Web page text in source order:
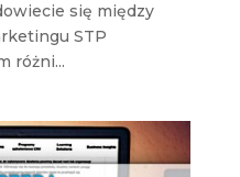
się między
STP
różni...